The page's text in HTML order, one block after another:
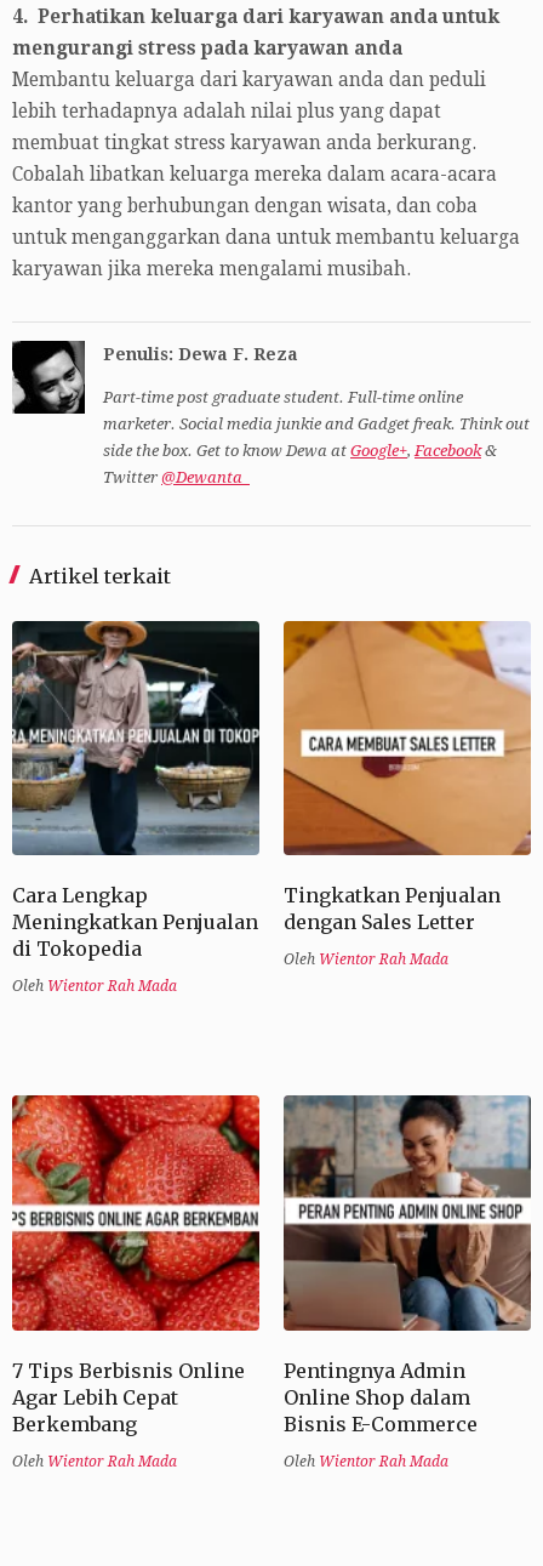
4. Perhatikan keluarga dari karyawan anda untuk
mengurangi stress pada karyawan anda
Membantu keluarga dari karyawan anda dan peduli
lebih terhadapnya adalah nilai plus yang dapat
membuat tingkat stress karyawan anda berkurang.
Cobalah libatkan keluarga mereka dalam acara-acara
kantor yang berhubungan dengan wisata, dan coba
untuk menganggarkan dana untuk membantu keluarga
karyawan jika mereka mengalami musibah.
Penulis: Dewa F. Reza
Part-time post graduate student. Full-time online
marketer. Social media junkie and Gadget freak. Think out
side the box. Get to know Dewa at Google+, Facebook&
Twitter @Dewanta_
Artikel terkait
Cara Lengkap
Meningkatkan Penjualan
di Tokopedia
Oleh Wientor Rah Mada
Tingkatkan Penjualan
dengan Sales Letter
Oleh Wientor Rah Mada
7 Tips Berbisnis Online
Agar Lebih Cepat
Berkembang
Oleh Wientor Rah Mada
Pentingnya Admin
Online Shop dalam
Bisnis E-Commerce
Oleh Wientor Rah Mada